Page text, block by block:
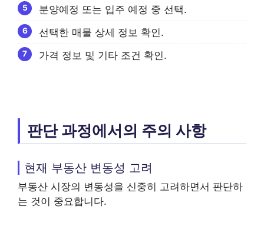
분양예정 또는 입주 예정 중 선택.
선택한 매물 상세 정보 확인.
가격 정보 및 기타 조건 확인.
판단 과정에서의 주의 사항
현재 부동산 변동성 고려
부동산 시장의 변동성을 신중히 고려하면서 판단하
는 것이 중요합니다.